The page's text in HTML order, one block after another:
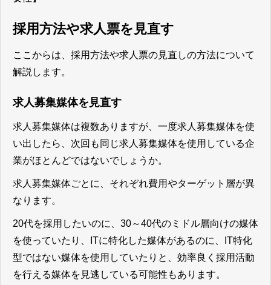
採用方法や求人票を見直す
ここからは、採用方法や求人票の見直しの方法について
解説します。
求人募集媒体を見直す
求人募集媒体は複数ありますが、一度求人募集媒体を使
い出したら、次回も同じ求人募集媒体を使用している企
業がほとんどではないでしょうか。
求人募集媒体ごとに、それぞれ費用やターゲット層が異
なります。
20代を採用したいのに、30～40代のミドル層向けの媒体
を使っていたり、ITに特化した媒体があるのに、IT特化
型ではない媒体を使用していたりと、効率良く採用活動
を行える媒体を見逃している可能性もあります。